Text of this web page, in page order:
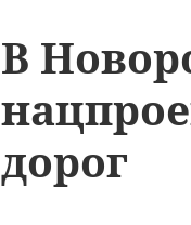
В
дорог